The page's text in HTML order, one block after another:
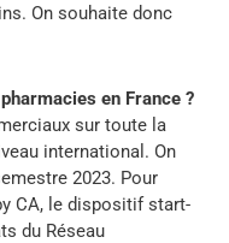
On souhaite donc
en France ?
sur toute la
international. On
2023. Pour
CA, le dispositif start-
du Réseau